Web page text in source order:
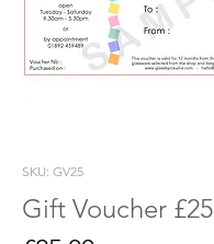
SKU: GV25
Gift Voucher £25